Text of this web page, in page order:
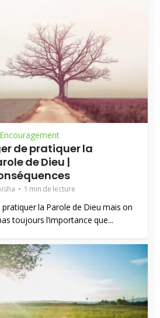
Encouragement
de pratiquer la
de Dieu |
1 min de lecture
la Parole de Dieu mais on
toujours l’importance que...